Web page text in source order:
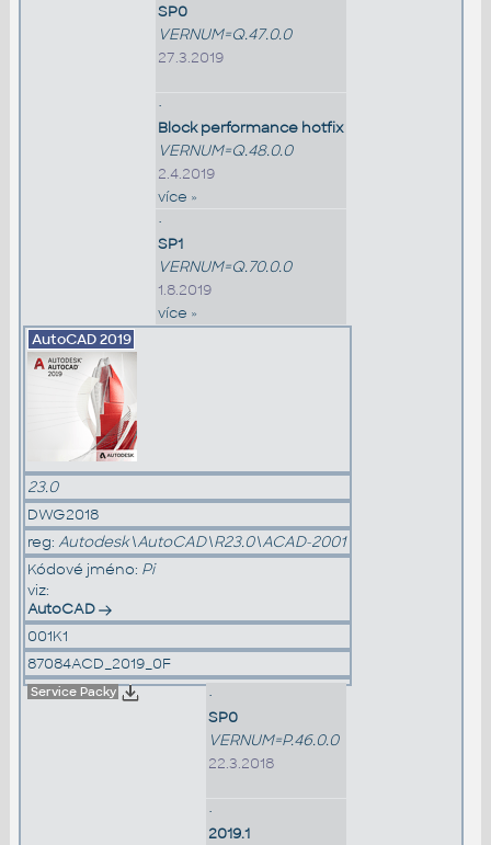
SP0
VERNUM=Q.47.0.0
27.3.2019
•
Block performance hotfix
VERNUM=Q.48.0.0
2.4.2019
více »
•
SP1
VERNUM=Q.70.0.0
1.8.2019
více »
AutoCAD2019
23.0
DWG2018
reg: Autodesk\AutoCAD\R23.0\ACAD-2001
Kódové jméno: Pi
viz:
AutoCAD
001K1
87084ACD_2019_0F
Service Packy
•
SP0
VERNUM=P.46.0.0
22.3.2018
•
2019.1